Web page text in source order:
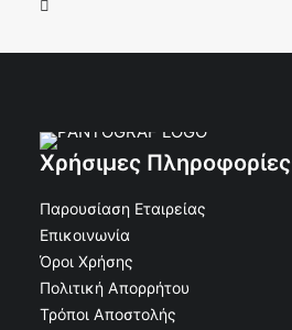
Χρήσιμες Πληροφορίες
Παρουσίαση Εταιρείας
Επικοινωνία
Όροι Χρήσης
Πολιτική Απορρήτου
Τρόποι Αποστολής